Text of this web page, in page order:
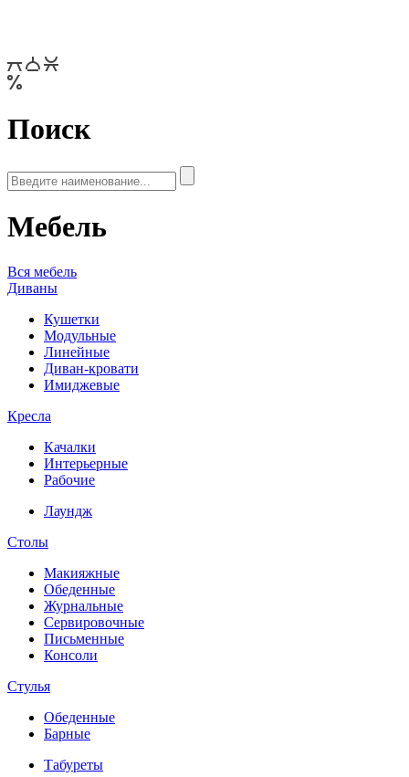
Поиск
Мебель
Вся мебель
Диваны
Кушетки
Модульные
Линейные
Диван-кровати
Имиджевые
Кресла
Качалки
Интерьерные
Рабочие
Лаундж
Столы
Макияжные
Обеденные
Журнальные
Сервировочные
Письменные
Консоли
Стулья
Обеденные
Барные
Табуреты